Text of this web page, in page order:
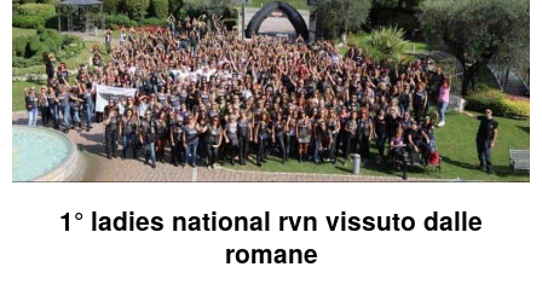
1° ladies national rvn vissuto dalle
romane